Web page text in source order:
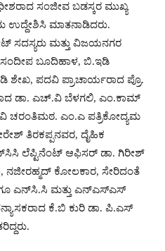
ಸಂಜೀವ ಬಡಸ್ಕರ ಮುಖ್ಯ
ಉದ್ದೇಶಿಸಿ ಮಾತನಾಡಿದರು.
ಸದಸ್ಯರು ಮತ್ತು ವಿಜಯನಗರ
ಬೂದಿಹಾಳ, ಬಿ.ಇಡಿ
ಶೇಖ, ಪದವಿ ಪ್ರಾಚಾರ್ಯರಾದ ಪ್ರೊ.
ಡಾ. ಎಚ್.ವಿ ಬೆಳಗಲಿ, ಎಂ.ಕಾಮ್
ಚರಂತಿಮಠ. ಎಂ.ಎ ಪತ್ರಿಕೋದ್ಯಮ
ತಿರಕಪ್ಪನವರ, ದೈಹಿಕ
ಲೆಪ್ಟಿನೆಂಟ್ ಆಫಿಸರ್ ಡಾ. ಗಿರೀಶ್
ನಜೀರಹ್ಮದ್ ಕೋಲಕಾರ, ಸೇರಿದಂತೆ
ಎನ್‌ಸಿ.ಸಿ ಮತ್ತು ಎನ್‌ಎಸ್‌ಎಸ್
ಕೆ.ಬಿ ಕುರಿ ಡಾ. ಪಿ.ಎಸ್